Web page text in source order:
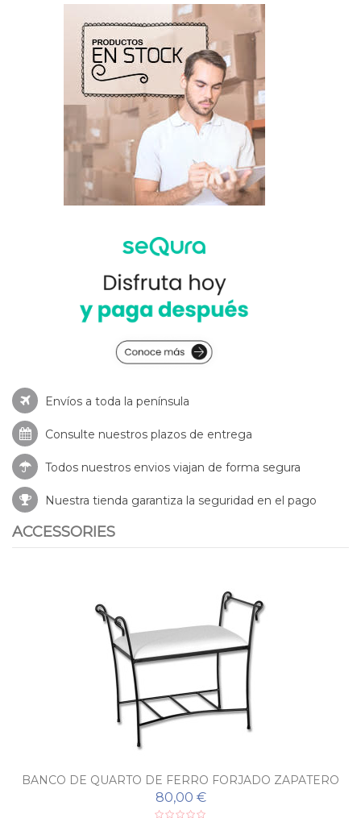
Envíos a toda la península
Consulte nuestros plazos de entrega
Todos nuestros envios viajan de forma segura
Nuestra tienda garantiza la seguridad en el pago
ACCESSORIES
BANCO DE QUARTO DE FERRO FORJADO ZAPATERO
80,00 €